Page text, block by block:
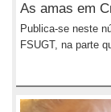
As amas em
Publica-se neste
FSUGT, na parte